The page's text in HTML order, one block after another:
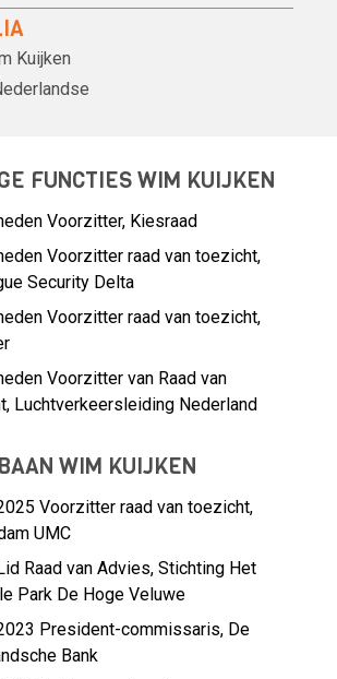
Kuijken
FUNCTIES WIM KUIJKEN
Voorzitter, Kiesraad
Voorzitter raad van toezicht,
Security Delta
Voorzitter raad van toezicht,
Voorzitter van Raad van
Luchtverkeersleiding Nederland
WIM KUIJKEN
Voorzitter raad van toezicht,
UMC
Raad van Advies, Stichting Het
Park De Hoge Veluwe
President-commissaris, De
Bank